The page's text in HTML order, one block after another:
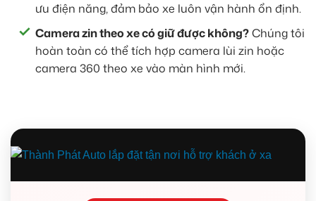
ưu điện năng, đảm bảo xe luôn vận hành ổn định.
Camera zin theo xe có giữ được không?Chúng tôi
hoàn toàn có thể tích hợp camera lùi zin hoặc
camera 360 theo xe vào màn hình mới.